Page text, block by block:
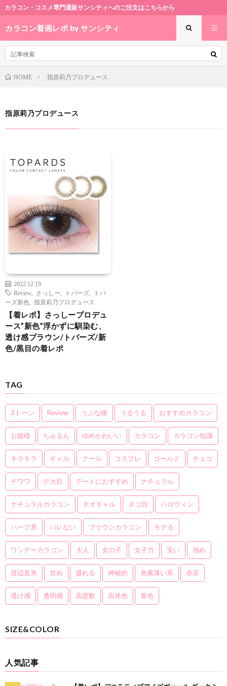
ラコン・コスメ専門通販サンシティへのご注文はこちらから
カラコン着画レポ by サンシティ
HOME 指原莉乃プロデュース
指原莉乃プロデュース
2022.12.19
Review, さっしー トパーズ
トパ
ーズ新色
指原莉乃プロデュース
【着レポ】さっしープロデュ
ース”新色”浮かずに馴染む、
透け感ブラウン/トパーズ/新
色/黒目の着レポ
TAG
3トーン Review うぶな瞳 うるうる おすすめカラコン
お姫様 ちゅるん ゆめかわいい カラコン カラコン知識
キラキラ ギャル クール コスプレ ゴールド チョコ
チワワ デカ目 デートにおすすめ ナチュラル
ナチュラルカラコン ネオギャル ネコ目 ハロウィン
ハーフ系 バレない ブラウンカラコン モテる
ワンデーカラコン 大人 女の子 女子力 安い 強め
渡辺直美 甘め 盛れる 神秘的 色素薄い系 赤茶
透け感 透明感 高度数 高発色 黄色
SIZE&COLOR
人気記事